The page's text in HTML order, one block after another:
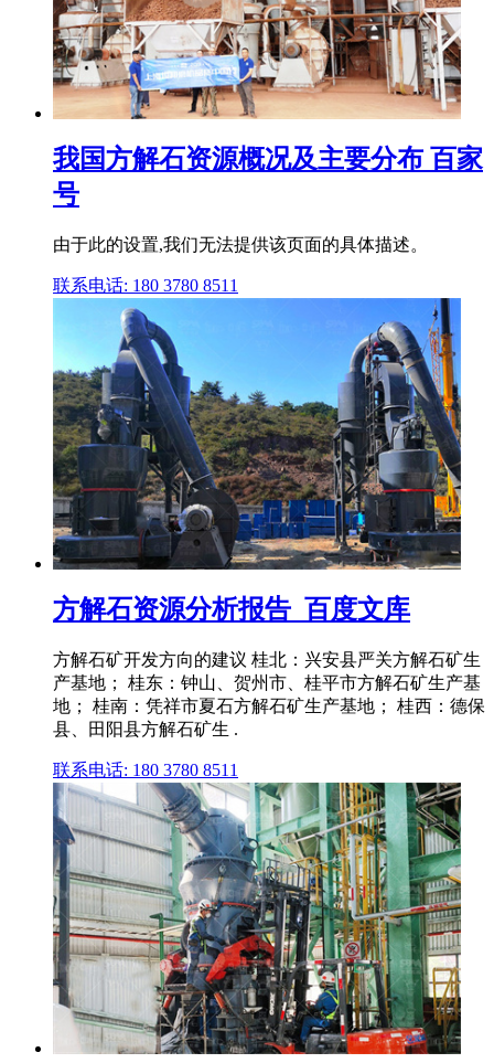
我国方解石资源概况及主要分布 百家
号
由于此的设置,我们无法提供该页面的具体描述。
联系电话: 180 3780 8511
方解石资源分析报告_百度文库
方解石矿开发方向的建议 桂北：兴安县严关方解石矿生
产基地； 桂东：钟山、贺州市、桂平市方解石矿生产基
地； 桂南：凭祥市夏石方解石矿生产基地； 桂西：德保
县、田阳县方解石矿生 .
联系电话: 180 3780 8511